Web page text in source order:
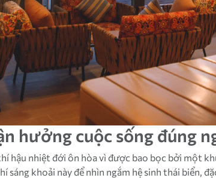
hưởng cuộc sống đúng
hậu nhiệt đới ôn hòa vì được bao bọc bởi một
khoải này để nhìn ngắm hệ sinh thái biển,